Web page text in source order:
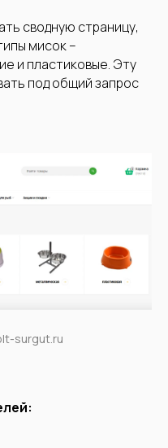
сводную страницу,
мисок –
и пластиковые. Эту
под общий запрос
surgut.ru